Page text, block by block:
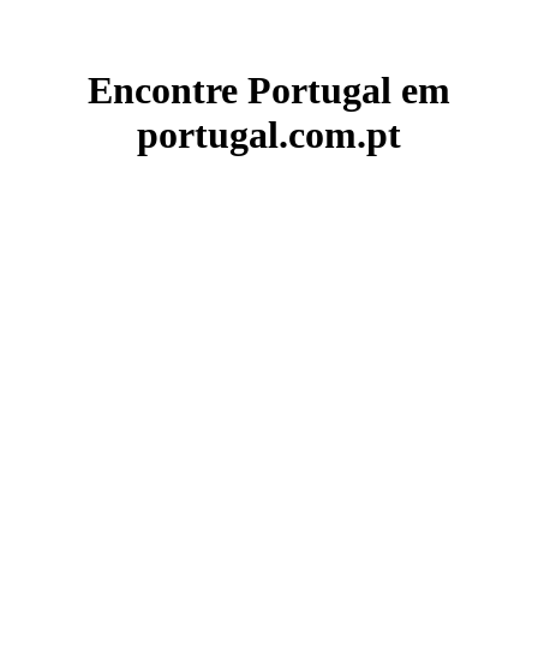
Encontre Portugal em
portugal.com.pt